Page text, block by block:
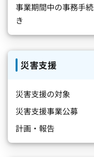
事業期間中の事務手続
き
災害支援
災害支援の対象
災害支援事業公募
計画・報告